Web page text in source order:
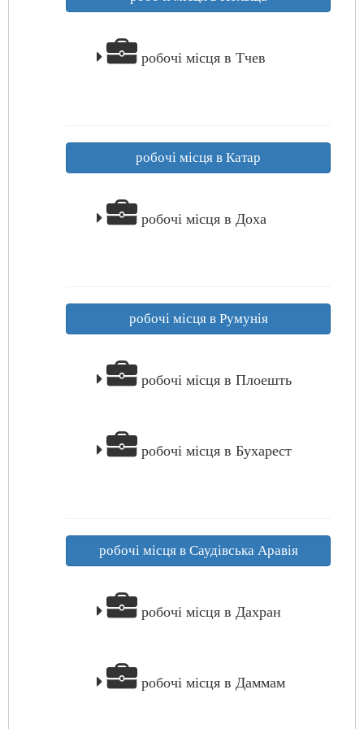
робочі місця в Тчев
робочі місця в Катар
робочі місця в Доха
робочі місця в Румунія
робочі місця в Плоешть
робочі місця в Бухарест
робочі місця в Саудівська Аравія
робочі місця в Дахран
робочі місця в Даммам